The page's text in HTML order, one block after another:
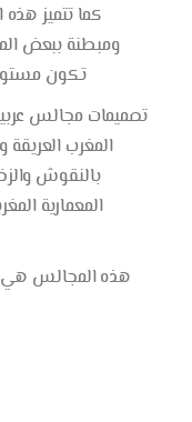
كما تتميز
ومبطنة ببعض
تكون
تصميمات مجالس
المغرب العريقة
بالنقوش
المعمارية
هذه المجالس هي